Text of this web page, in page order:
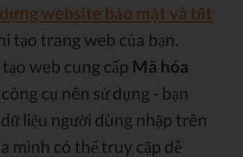
website bảo mật và tốt
tạo trang web của bạn.
web cung cấp Mã hóa
cụ nên sử dụng - bạn
liệu người dùng nhập trên
mình có thể truy cập dễ